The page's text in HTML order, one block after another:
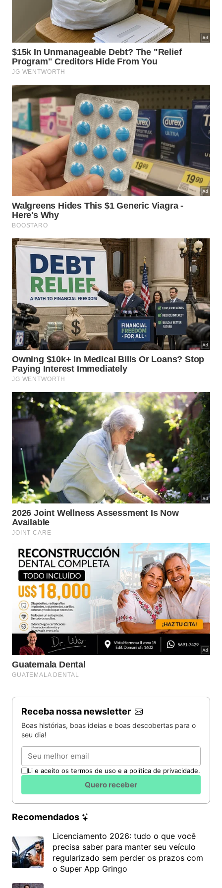
Receba nossa newsletter
Boas histórias, boas ideias e boas descobertas para o
seu dia!
Email
Li e aceito os termos de uso e a política de privacidade.
Quero receber
Recomendados
Licenciamento 2026: tudo o que você
precisa saber para manter seu veículo
regularizado sem perder os prazos com
o Super App Gringo